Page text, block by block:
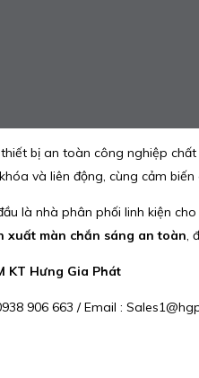
bị an toàn công nghiệp
và liên động, cùng cảm
là nhà phân phối linh kiện
xuất màn chắn sáng an toàn,
KT Hưng Gia Phát
906 663 / Email :